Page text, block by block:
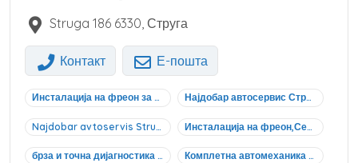
Struga 186 6330, Струга
Контакт Е-пошта
Инсталација на фреон за возила Струга Најдобар автосервис Струга
Najdobar avtoservis Struga Инсталација на фреон,Сервисирање на делови,Поправка на мотори
брза и точна дијагностика на автомобили Струга Комплетна автомеханика и автоелектрика Струга